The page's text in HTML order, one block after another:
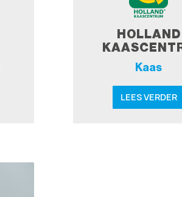
HOLLAND
Kaas
LEES VERDER